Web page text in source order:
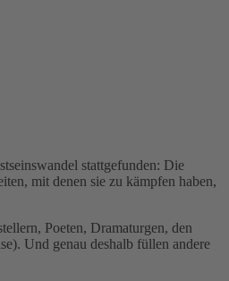
stattgefunden: Die
mit denen sie zu kämpfen haben,
Poeten, Dramaturgen, den
Und genau deshalb füllen andere